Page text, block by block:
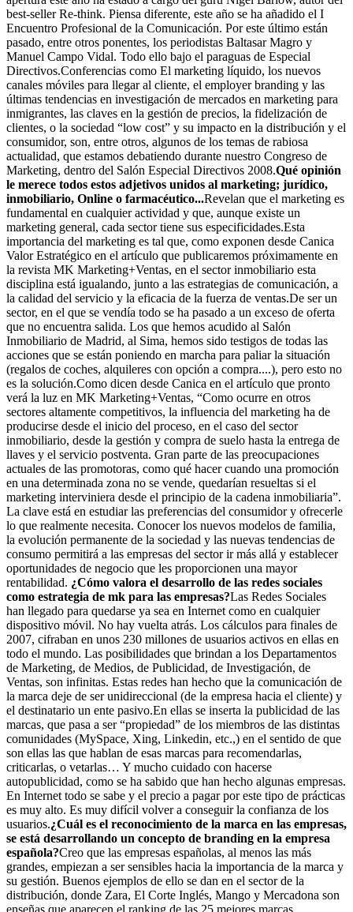
best-seller Re-think. Piensa diferente, este año se ha añadido el I
Encuentro Profesional de la Comunicación. Por este último están
pasado, entre otros ponentes, los periodistas Baltasar Magro y
Manuel Campo Vidal. Todo ello bajo el paraguas de Especial
Directivos.Conferencias como El marketing líquido, los nuevos
canales móviles para llegar al cliente, el employer branding y las
últimas tendencias en investigación de mercados en marketing para
inmigrantes, las claves en la gestión de precios, la fidelización de
clientes, o la sociedad “low cost” y su impacto en la distribución y el
consumidor, son, entre otros, algunos de los temas de rabiosa
actualidad, que estamos debatiendo durante nuestro Congreso de
Marketing, dentro del Salón Especial Directivos 2008.Qué opinión
le merece todos estos adjetivos unidos al marketing; jurídico,
inmobiliario, Online o farmacéutico...Revelan que el marketing es
fundamental en cualquier actividad y que, aunque existe un
marketing general, cada sector tiene sus especificidades.Esta
importancia del marketing es tal que, como exponen desde Canica
Valor Estratégico en el artículo que publicaremos próximamente en
la revista MK Marketing+Ventas, en el sector inmobiliario esta
disciplina está igualando, junto a las estrategias de comunicación, a
la calidad del servicio y la eficacia de la fuerza de ventas.De ser un
sector, en el que se vendía todo se ha pasado a un exceso de oferta
que no encuentra salida. Los que hemos acudido al Salón
Inmobiliario de Madrid, al Sima, hemos sido testigos de todas las
acciones que se están poniendo en marcha para paliar la situación
(regalos de coches, alquileres con opción a compra....), pero esto no
es la solución.Como dicen desde Canica en el artículo que pronto
verá la luz en MK Marketing+Ventas, “Como ocurre en otros
sectores altamente competitivos, la influencia del marketing ha de
producirse desde el inicio del proceso, en el caso del sector
inmobiliario, desde la gestión y compra de suelo hasta la entrega de
llaves y el servicio postventa. Gran parte de las preocupaciones
actuales de las promotoras, como qué hacer cuando una promoción
en una determinada zona no se vende, quedarían resueltas si el
marketing interviniera desde el principio de la cadena inmobiliaria”.
La clave está en estudiar las preferencias del consumidor y ofrecerle
lo que realmente necesita. Conocer los nuevos modelos de familia,
la evolución permanente de la sociedad y las nuevas tendencias de
consumo permitirá a las empresas del sector ir más allá y establecer
oportunidades de negocio que les proporcionen una mayor
rentabilidad. ¿Cómo valora el desarrollo de las redes sociales
como estrategia de mk para las empresas?Las Redes Sociales
han llegado para quedarse ya sea en Internet como en cualquier
dispositivo móvil. No hay vuelta atrás. Los cálculos para finales de
2007, cifraban en unos 230 millones de usuarios activos en ellas en
todo el mundo. Las posibilidades que brindan a los Departamentos
de Marketing, de Medios, de Publicidad, de Investigación, de
Ventas, son infinitas. Estas redes han hecho que la comunicación de
la marca deje de ser unidireccional (de la empresa hacia el cliente) y
el destinatario un ente pasivo.En ellas se inserta la publicidad de las
marcas, que pasa a ser “propiedad” de los miembros de las distintas
comunidades (MySpace, Xing, Linkedin, etc.,) en el sentido de que
son ellas las que hablan de esas marcas para recomendarlas,
criticarlas, o vetarlas… Y mucho cuidado con hacerse
autopublicidad, como se ha sabido que han hecho algunas empresas.
En Internet todo se sabe y el precio a pagar por este tipo de prácticas
es muy alto. Es muy difícil volver a conseguir la confianza de los
usuarios.¿Cuál es el reconocimiento de la marca en las empresas,
se está desarrollando un concepto de branding en la empresa
española?Creo que las empresas españolas, al menos las más
grandes, empiezan a ser sensibles hacia la importancia de la marca y
su gestión. Buenos ejemplos de ello se dan en el sector de la
distribución, donde Zara, El Corte Inglés, Mango y Mercadona son
enseñas que aparecen el ranking de las 25 mejores marcas